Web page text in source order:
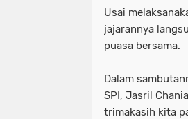
Usai
jajarannya
puasa bersama.
Dalam
SPI, Jasril
trimakasih kita